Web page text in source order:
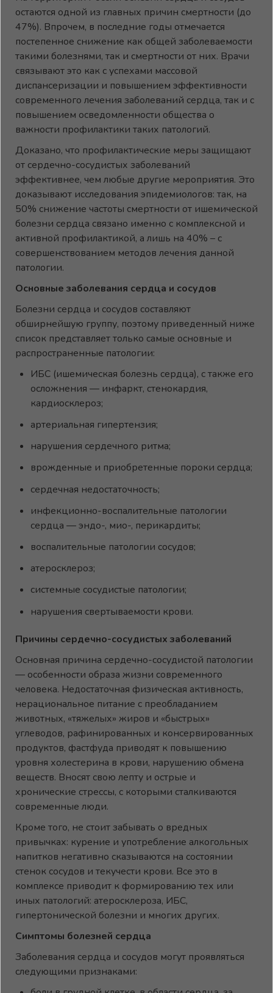
остаются одной из главных причин смертности (до
47%). Впрочем, в последние годы отмечается
постепенное снижение как общей заболеваемости
такими болезнями, так и смертности от них. Врачи
связывают это как с успехами массовой
диспансеризации и повышением эффективности
современного лечения заболеваний сердца, так и с
повышением осведомленности общества о
важности профилактики таких патологий.
Доказано, что профилактические меры защищают
от сердечно-сосудистых заболеваний
эффективнее, чем любые другие мероприятия. Это
доказывают исследования эпидемиологов: так, на
50% снижение частоты смертности от ишемической
болезни сердца связано именно с комплексной и
активной профилактикой, а лишь на 40% – с
совершенствованием методов лечения данной
патологии.
Основные заболевания сердца и сосудов
Болезни сердца и сосудов составляют
обширнейшую группу, поэтому приведенный ниже
список представляет только самые основные и
распространенные патологии:
ИБС (ишемическая болезнь сердца), с также его
осложнения — инфаркт, стенокардия,
кардиосклероз;
артериальная гипертензия;
нарушения сердечного ритма;
врожденные и приобретенные пороки сердца;
сердечная недостаточность;
инфекционно-воспалительные патологии
сердца — эндо-, мио-, перикардиты;
воспалительные патологии сосудов;
атеросклероз;
системные сосудистые патологии;
нарушения свертываемости крови.
Причины сердечно-сосудистых заболеваний
Основная причина сердечно-сосудистой патологии
— особенности образа жизни современного
человека. Недостаточная физическая активность,
нерациональное питание с преобладанием
животных, «тяжелых» жиров и «быстрых»
углеводов, рафинированных и консервированных
продуктов, фастфуда приводят к повышению
уровня холестерина в крови, нарушению обмена
веществ. Вносят свою лепту и острые и
хронические стрессы, с которыми сталкиваются
современные люди.
Кроме того, не стоит забывать о вредных
привычках: курение и употребление алкогольных
напитков негативно сказываются на состоянии
стенок сосудов и текучести крови. Все это в
комплексе приводит к формированию тех или
иных патологий: атеросклероза, ИБС,
гипертонической болезни и многих других.
Симптомы болезней сердца
Заболевания сердца и сосудов могут проявляться
следующими признаками: